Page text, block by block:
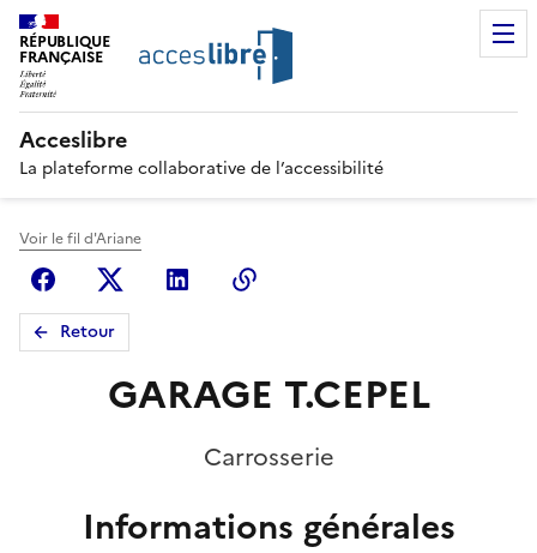
RÉPUBLIQUE
FRANÇAISE
Acceslibre
La plateforme collaborative de l’accessibilité
Voir le fil d'Ariane
FacebookX (anciennement Twitter)
Linkedin
Retour
GARAGE T.CEPEL
Carrosserie
Informations générales